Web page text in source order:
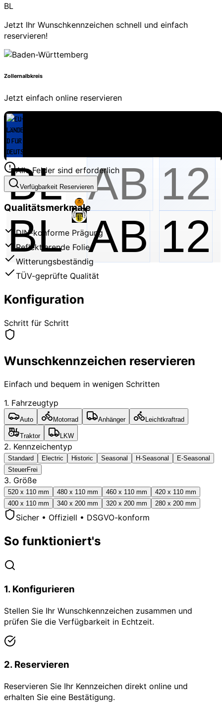
BL
Jetzt Ihr Wunschkennzeichen schnell und einfach
reservieren!
Zollernalbkreis
Jetzt einfach online reservieren
BL AB 12
Alle Felder sind erforderlich
Verfügbarkeit Reservieren
Qualitätsmerkmale
DIN-konforme Prägung
Reflektierende Folie
Witterungsbeständig
TÜV-geprüfte Qualität
Konfiguration
Schritt für Schritt
Wunschkennzeichen reservieren
Einfach und bequem in wenigen Schritten
1. Fahrzeugtyp
Auto Motorrad Anhänger Leichtkraftrad
Traktor LKW
2. Kennzeichentyp
Standard Electric Historic Seasonal H-Seasonal
E-Seasonal
SteuerFrei
3. Größe
520 x 110 mm 480 x 110 mm 460 x 110 mm
420 x 110 mm
400 x 110 mm
340 x 200 mm 320 x 200 mm 280 x 200 mm
Sicher • Offiziell • DSGVO-konform
So funktioniert's
1. Konfigurieren
Stellen Sie Ihr Wunschkennzeichen zusammen und
prüfen Sie die Verfügbarkeit in Echtzeit.
2. Reservieren
Reservieren Sie Ihr Kennzeichen direkt online und
erhalten Sie eine Bestätigung.